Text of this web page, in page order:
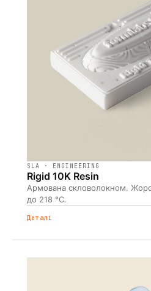
SLA · ENGINEERING
Rigid 10K Resin
Армована скловолокном.
до 218 °C.
Деталі